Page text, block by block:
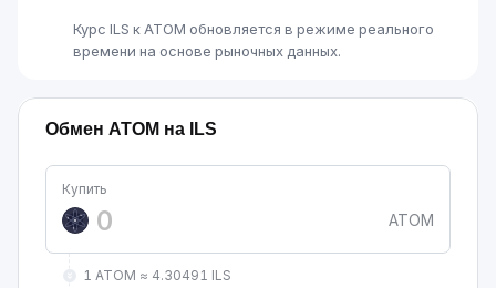
Курс ILS к ATOM обновляется в режиме реального
времени на основе рыночных данных.
Обмен ATOM на ILS
Купить
ATOM
1 ATOM ≈ 4.30491 ILS